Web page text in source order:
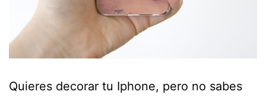
Quieres decorar tu Iphone, pero no sabes